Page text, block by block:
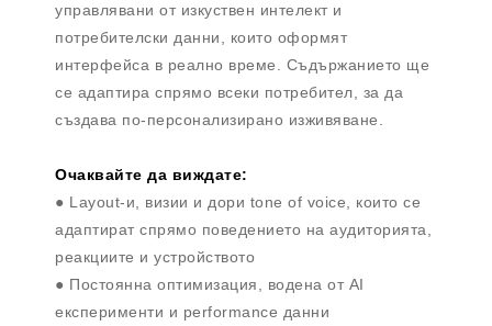
управлявани от изкуствен интелект и
потребителски данни, които оформят
интерфейса в реално време. Съдържанието ще
се адаптира спрямо всеки потребител, за да
създава по-персонализирано изживяване.
Очаквайте да виждате:
● Layout-и, визии и дори tone of voice, които се
адаптират спрямо поведението на аудиторията,
реакциите и устройството
● Постоянна оптимизация, водена от AI
експерименти и performance данни